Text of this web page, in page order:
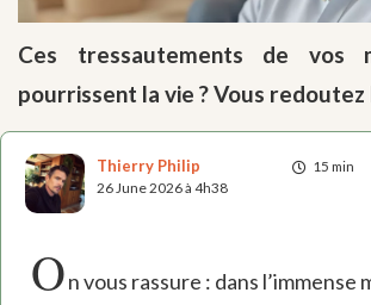
Ces tressautements de vos
pourrissent la vie ? Vous redoutez
15 min
Thierry Philip
26 June 2026 à 4h38
On vous rassure : dans l’immense